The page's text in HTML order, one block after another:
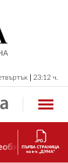
23:12 ч.
ПЪРВА СТРАНИЦА
на в-к „ДУМА“